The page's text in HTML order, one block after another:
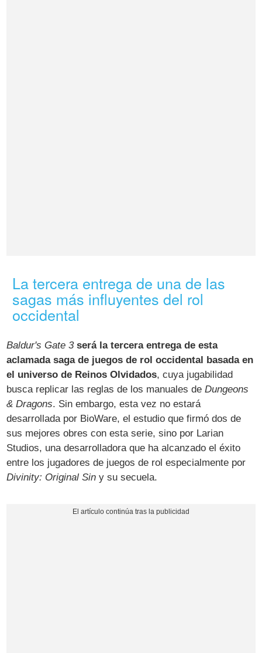
La tercera entrega de una de las
sagas más influyentes del rol
occidental
Baldur's Gate 3 será la tercera entrega de esta
aclamada saga de juegos de rol occidental basada en
el universo de Reinos Olvidados, cuya jugabilidad
busca replicar las reglas de los manuales deDungeons
& Dragons. Sin embargo, esta vez no estará
desarrollada por BioWare, el estudio que firmó dos de
sus mejores obres con esta serie, sino por Larian
Studios, una desarrolladora que ha alcanzado el éxito
entre los jugadores de juegos de rol especialmente por
Divinity: Original Sin y su secuela.